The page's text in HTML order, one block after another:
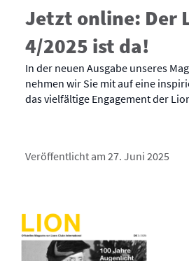
Jetzt online: Der
4/2025 ist da!
In der neuen Ausgabe unseres
nehmen wir Sie mit auf eine
das vielfältige Engagement der
Veröffentlicht am 27. Juni 2025